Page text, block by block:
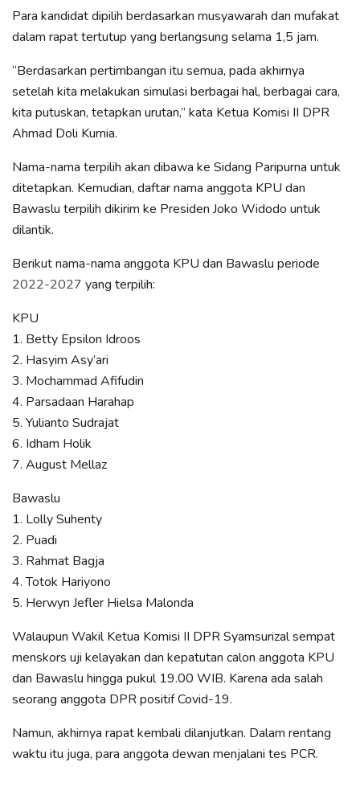
Para kandidat dipilih berdasarkan musyawarah dan mufakat
dalam rapat tertutup yang berlangsung selama 1,5 jam.
“Berdasarkan pertimbangan itu semua, pada akhirnya
setelah kita melakukan simulasi berbagai hal, berbagai cara,
kita putuskan, tetapkan urutan,” kata Ketua Komisi II DPR
Ahmad Doli Kurnia.
Nama-nama terpilih akan dibawa ke Sidang Paripurna untuk
ditetapkan. Kemudian, daftar nama anggota KPU dan
Bawaslu terpilih dikirim ke Presiden Joko Widodo untuk
dilantik.
Berikut nama-nama anggota KPU dan Bawaslu periode
2022-2027 yang terpilih:
KPU
1. Betty Epsilon Idroos
2. Hasyim Asy’ari
3. Mochammad Afifudin
4. Parsadaan Harahap
5. Yulianto Sudrajat
6. Idham Holik
7. August Mellaz
Bawaslu
1. Lolly Suhenty
2. Puadi
3. Rahmat Bagja
4. Totok Hariyono
5. Herwyn Jefler Hielsa Malonda
Walaupun Wakil Ketua Komisi II DPR Syamsurizal sempat
menskors uji kelayakan dan kepatutan calon anggota KPU
dan Bawaslu hingga pukul 19.00 WIB. Karena ada salah
seorang anggota DPR positif Covid-19.
Namun, akhirnya rapat kembali dilanjutkan. Dalam rentang
waktu itu juga, para anggota dewan menjalani tes PCR.